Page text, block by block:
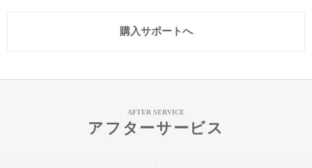
購入サポートへ
AFTER SERVICE
アフターサービス